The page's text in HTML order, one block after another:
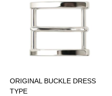
ORIGINAL BUCKLE DRESS
TYPE